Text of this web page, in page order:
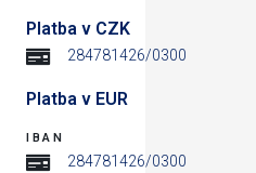
Platba v CZK
284781426/0300
Platba v EUR
IBAN
284781426/0300